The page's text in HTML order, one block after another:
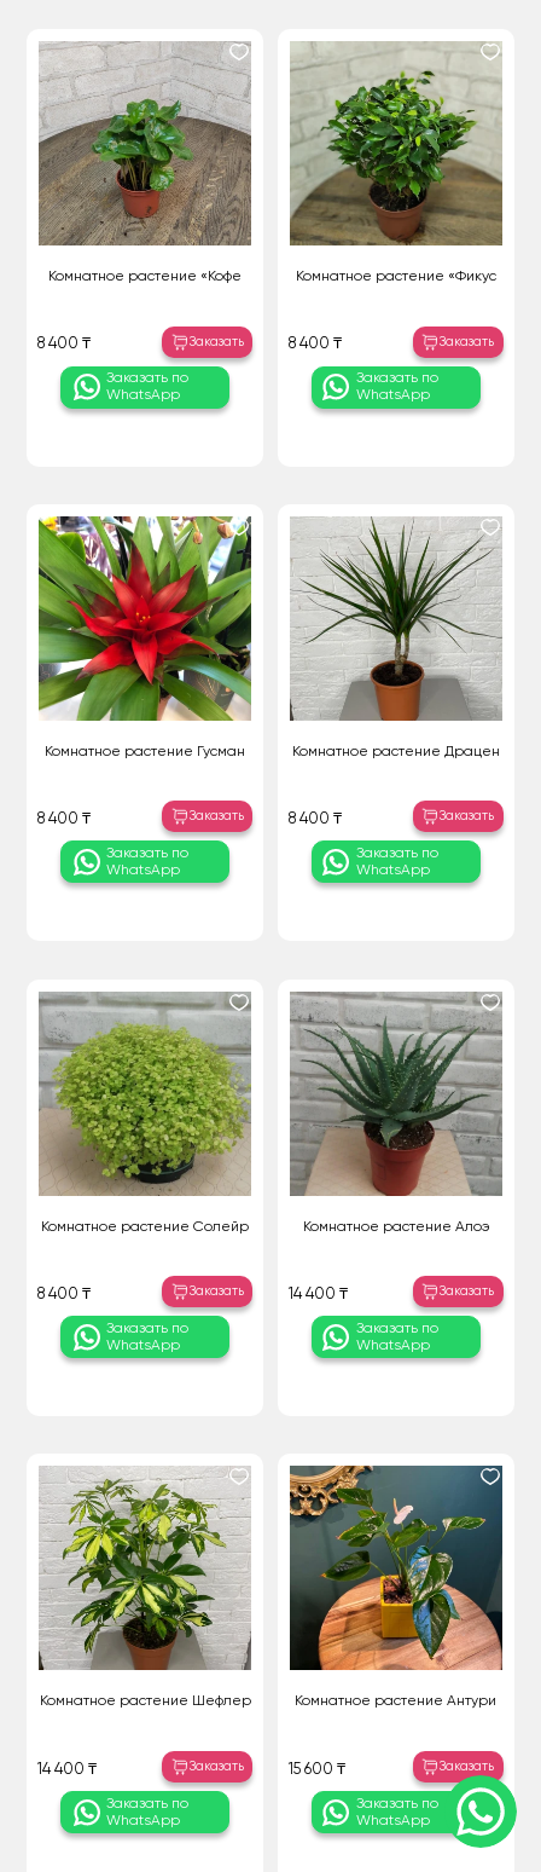
Комнатное растение «Кофе
8 400 ₸ Заказать
Заказать по
WhatsApp
Комнатное растение «Фикус
8 400 ₸ Заказать
Заказать по
WhatsApp
Комнатное растение Гусман
8 400 ₸ Заказать
Заказать по
WhatsApp
Комнатное растение Драцен
8 400 ₸ Заказать
Заказать по
WhatsApp
Комнатное растение Солейр
8 400 ₸ Заказать
Заказать по
WhatsApp
Комнатное растение Алоэ
14 400 ₸ Заказать
Заказать по
WhatsApp
Комнатное растение Шефлер
14 400 ₸ Заказать
Заказать по
WhatsApp
Комнатное растение Антури
15 600 ₸ Заказать
Заказать по
WhatsApp